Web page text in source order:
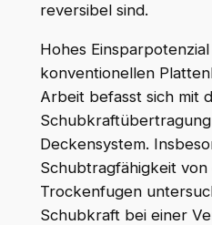
reversibel sind.
Hohes
konventionellen
Arbeit befasst sich mit
Deckensystem.
Schubtragfähigkeit
Trockenfugen
Schubkraft bei einer